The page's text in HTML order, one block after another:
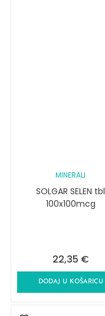
MINERALI
SOLGAR SELEN tbl
100x100mcg
22,35 €
DODAJ U KOŠARICU